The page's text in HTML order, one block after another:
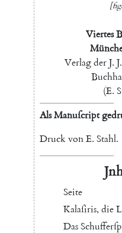
Viertes
Verlag der J. J.
(E.
AlsManuſcript
DruckvonE. Stahl.
Seite
Kalaſiris, die
Das